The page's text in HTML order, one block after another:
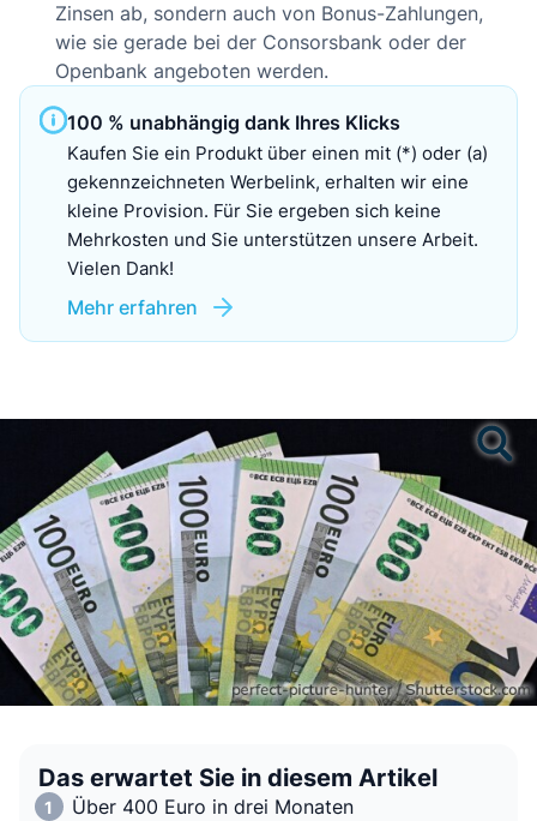
Zinsen ab, sondern auch von Bonus-Zahlungen,
wie sie gerade bei der Consorsbank oder der
Openbank angeboten werden.
100 % unabhängig dank Ihres Klicks
Kaufen Sie ein Produkt über einen mit (*) oder (a)
gekennzeichneten Werbelink, erhalten wir eine
kleine Provision. Für Sie ergeben sich keine
Mehrkosten und Sie unterstützen unsere Arbeit.
Vielen Dank!
Mehr erfahren
Das erwartet Sie in diesem Artikel
Über 400 Euro in drei Monaten